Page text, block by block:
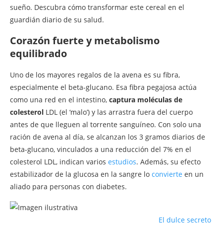
sueño. Descubra cómo transformar este cereal en el
guardián diario de su salud.
Corazón fuerte y metabolismo
equilibrado
Uno de los mayores regalos de la avena es su fibra,
especialmente el beta-glucano. Esa fibra pegajosa actúa
como una red en el intestino, captura moléculas de
colesterol LDL (el ‘malo’) y las arrastra fuera del cuerpo
antes de que lleguen al torrente sanguíneo. Con solo una
ración de avena al día, se alcanzan los 3 gramos diarios de
beta-glucano, vinculados a una reducción del 7% en el
colesterol LDL, indican varios estudios. Además, su efecto
estabilizador de la glucosa en la sangre lo convierte en un
aliado para personas con diabetes.
El dulce secreto